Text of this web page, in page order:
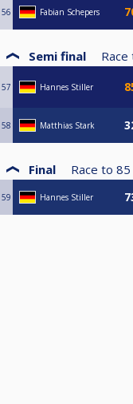
56 Fabian Schepers
Semi final Race
57 Hannes Stiller
58 Matthias Stark
Final Race to 85
59 Hannes Stiller